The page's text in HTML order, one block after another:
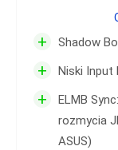
+ Shadow
+ Niski Input
+
ELMB
rozmycia
ASUS)